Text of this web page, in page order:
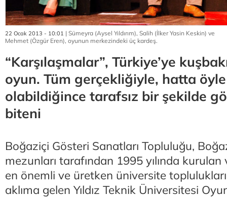
22 Ocak 2013 - 10:01 | Sümeyra (Aysel Yıldırım), Salih (İlker Yasin Keskin) ve
Mehmet (Özgür Eren), oyunun merkezindeki üç kardeş.
“Karşılaşmalar”, Türkiye’ye
oyun. Tüm gerçekliğiyle, hatta
olabildiğince tarafsız bir şekilde
biteni
Boğaziçi Gösteri Sanatları Topluluğu,
mezunları tarafından 1995 yılında kurulan
en önemli ve üretken üniversite
aklıma gelen Yıldız Teknik Üniversitesi